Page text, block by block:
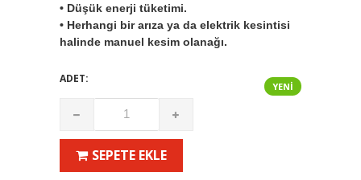
• Düşük enerji tüketimi.
• Herhangi bir arıza ya da elektrik kesintisi
halinde manuel kesim olanağı.
YENI
ADET:
SEPETE EKLE